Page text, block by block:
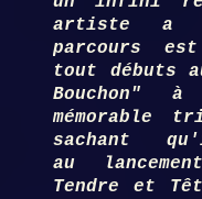
artiste
a
parcours
tout débuts
Bouchon"
à
mémorable
sachant
au
Tendre et